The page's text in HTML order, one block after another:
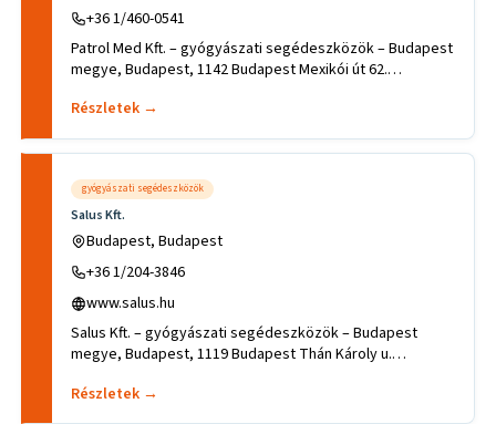
+36 1/460-0541
Patrol Med Kft. – gyógyászati segédeszközök – Budapest
megye, Budapest, 1142 Budapest Mexikói út 62.
Részletek →
gyógyászati segédeszközök
Salus Kft.
Budapest, Budapest
+36 1/204-3846
www.salus.hu
Salus Kft. – gyógyászati segédeszközök – Budapest
megye, Budapest, 1119 Budapest Thán Károly u.
Részletek →